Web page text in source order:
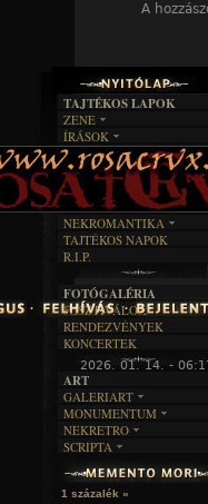
A
2026. 01. 14. -
TAJTÉKOS LAPOK
ZENE
EGYÜTTESEK
INTERJÚK
FORDÍTÁSOK
DALSZÖVEGEK
ÍRÁSOK
IRODALOM
FILM
MŰVÉSZET
ÍRÁSTÖRTÉNET
BOSZORKÁNYKONYHA
FEKETE HUMOR
KÉPES
SZÖVEGES
RENDEZVÉNYEK
NEKROMANTIKA
AKTUÁLIS
A MÚLT
TAJTÉKOS NAPOK
R.I.P.
FOTÓGALÉRIA
FESZTIVÁLOK
RENDEZVÉNYEK
KONCERTEK
ART
GALERIART
ARTGALERI
KÉPREGÉNYEK
LAKÁSKULTS
MONUMENTUM
TEMETŐK
TEMPLOMOK
VÁRAK
HELYEK
NEKRETRO
SZUBKULT
FEKETE LYUK
RELIKVIÁK
SCRIPTA
NOVELLÁK
VERSEK
1 százalék »